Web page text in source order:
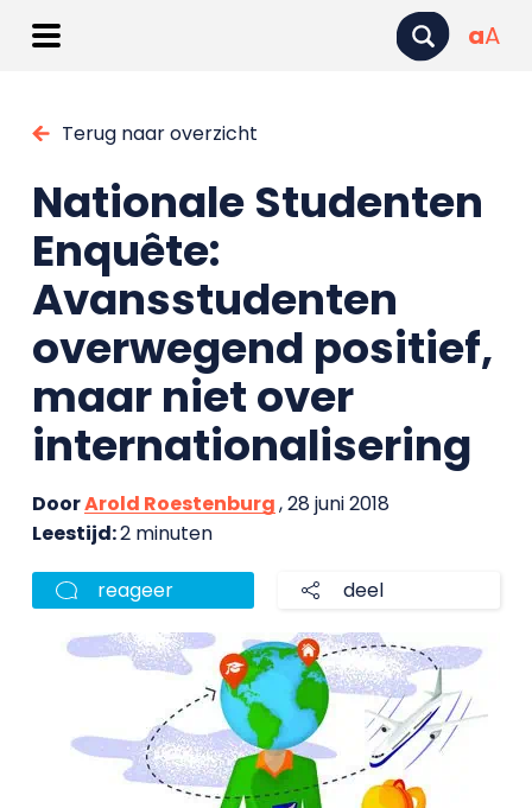
aA
Terug naar overzicht
Nationale Studenten
Enquête:
Avansstudenten
overwegend positief,
maar niet over
internationalisering
DoorArold Roestenburg, 28 juni 2018
Leestijd:2 minuten
reageer deel